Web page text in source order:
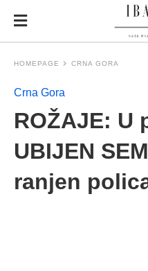
HOMEPAGE CRNA GORA
Crna Gora
ROŽAJE: U
UBIJEN
ranjen